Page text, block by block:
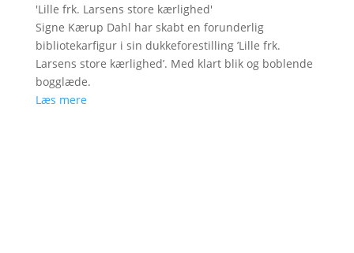
'Lille frk. Larsens store kærlighed'
Signe Kærup Dahl har skabt en forunderlig
bibliotekarfigur i sin dukkeforestilling ’Lille frk.
Larsens store kærlighed’. Med klart blik og boblende
bogglæde.
Læs mere